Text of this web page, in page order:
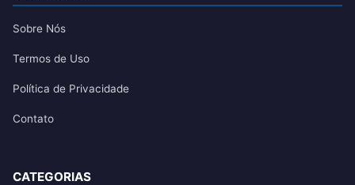
Sobre Nós
Termos de Uso
Política de Privacidade
Contato
CATEGORIAS